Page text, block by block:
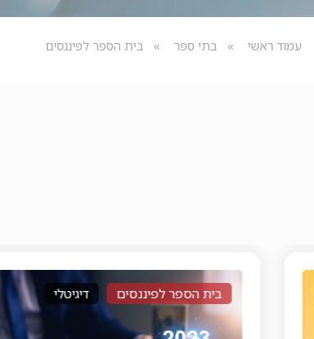
עמוד ראשי בתי ספר בית הספר לפיננסים
דיגיטלי